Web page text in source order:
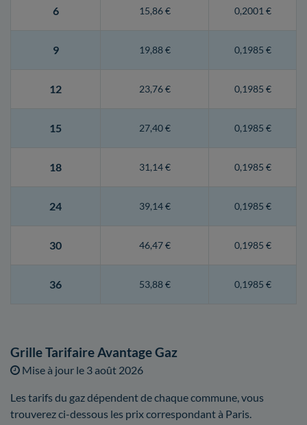
6 15,86 € 0,2001 €
9 19,88 € 0,1985 €
12 23,76 € 0,1985 €
15 27,40 € 0,1985 €
18 31,14 € 0,1985 €
24 39,14 € 0,1985 €
30 46,47 € 0,1985 €
36 53,88 € 0,1985 €
Grille Tarifaire Avantage Gaz
Mise à jour le 3 août 2026
Les tarifs du gaz dépendent de chaque commune, vous
trouverez ci-dessous les prix correspondant à Paris.